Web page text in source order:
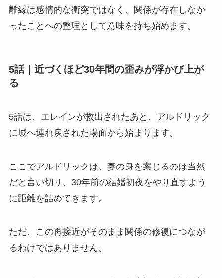
離縁は感情的な衝突ではなく、関係が存在しなか
ったことへの整理として意味を持ち始めます。
5話｜近づくほど30年間の歪みが浮かび上が
る
5話は、エレインが救出されたあと、アルドリック
に城へ連れ戻された場面から始まります。
ここでアルドリックは、妻の身を案じるのは当然
だと言い切り、30年前の結婚初夜をやり直すよう
に距離を詰めてきます。
ただ、この再接近がそのまま関係の修復につなが
るわけではありません。